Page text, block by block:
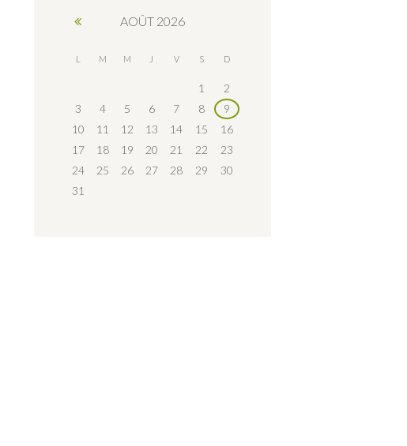
AOÛT 2026
L M M J V S D
1
2
3
4 5 6 7 8
9
10
11 12 13 14 15
16
17
18 19 20 21 22
23
24
25 26 27 28 29
30
31